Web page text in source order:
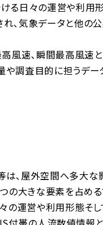
日々の運営や利用
気象データと他の
速、瞬間最高風速
調査目的に担うデ
、屋外空間へ多大な
大きな要素を占める
運営や利用形態そ